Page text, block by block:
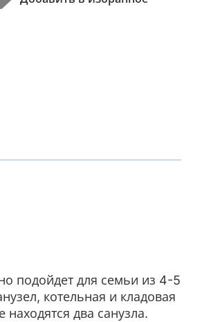
подойдет для семьи из 4-5
котельная и кладовая
два санузла.